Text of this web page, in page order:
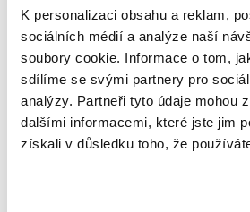
K personalizaci obsahu a reklam,
sociálních médií a analýze naší
soubory cookie. Informace o tom,
sdílíme se svými partnery pro
analýzy. Partneři tyto údaje mohou
dalšími informacemi, které jste jim
získali v důsledku toho, že
Zahrada plná plenek
Dukovany - vroucí kotel
Poslední z rodu
Zabitá neděle